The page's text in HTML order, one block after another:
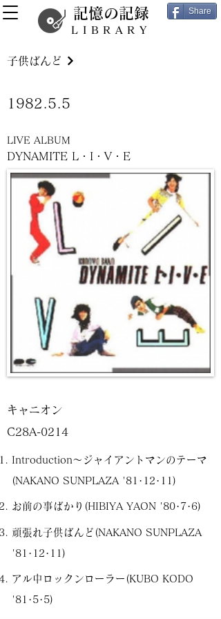
記憶の記録
LIBRARY
Share
DYNAMITE L・I・V・E
Introduction〜ジャイアントマンのテーマ
(NAKANO SUNPLAZA '81･12･11)
お前の事ばかり(HIBIYA YAON '80･7･6)
頑張れ子供ばんど(NAKANO SUNPLAZA
'81･12･11)
アル中ロックンローラー(KUBO KODO
'81･5･5)
子供ばんど
1982.5.5
LIVE ALBUM
キャニオン
C28A-0214